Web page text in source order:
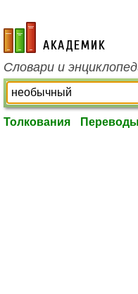
academic.ru
Словари и
Толкования Переводы